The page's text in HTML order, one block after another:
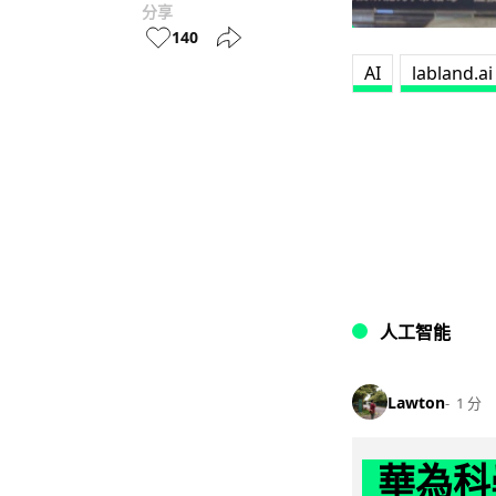
分享
140
AI labland.ai
人工智能
Lawton 1 分
華為